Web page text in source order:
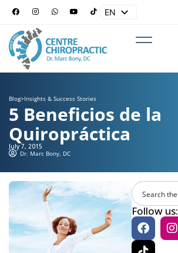
EN
Blog>Insights & Success Stories
5 Beneficios de la
Quiropráctica
July 7, 2015
Dr. Marc Bony, DC
Follow us: